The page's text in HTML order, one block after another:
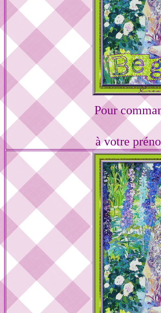
Pour
à votre